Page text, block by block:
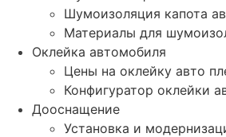
Шумоизоляция капота
Материалы для
Оклейка автомобиля
Цены на оклейку авто
Конфигуратор оклейки
Дооснащение
Установка и